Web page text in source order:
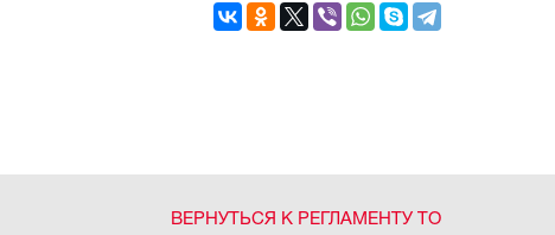
ВЕРНУТЬСЯ К РЕГЛАМЕНТУ ТО